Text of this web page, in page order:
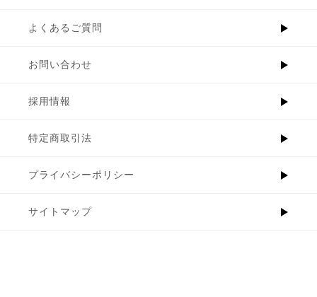
よくあるご質問
お問い合わせ
採用情報
特定商取引法
プライバシーポリシー
サイトマップ